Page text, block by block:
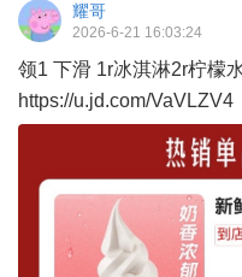
耀哥
2026-6-21 16:03:24
领1 下滑 1r冰淇淋2r柠檬
https://u.jd.com/VaVLZV4